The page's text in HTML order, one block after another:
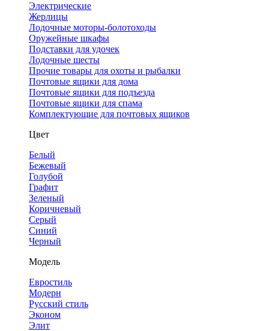
Электрические
Жерлицы
Лодочные моторы-болотоходы
Оружейные шкафы
Подставки для удочек
Лодочные шесты
Прочие товары для охоты и рыбалки
Почтовые ящики для дома
Почтовые ящики для подъезда
Почтовые ящики для спама
Комплектующие для почтовых ящиков
Цвет
Белый
Бежевый
Голубой
Графит
Зеленый
Коричневый
Серый
Синий
Черный
Модель
Евростиль
Модерн
Русский стиль
Эконом
Элит